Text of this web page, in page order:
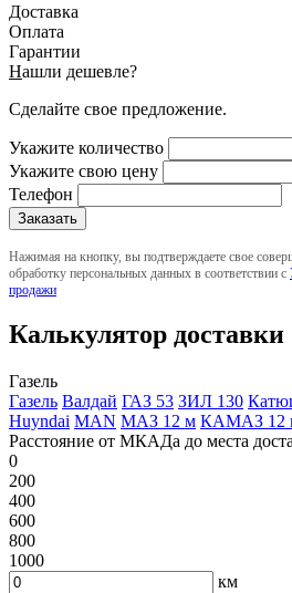
Доставка
Оплата
Гарантии
Нашли дешевле?
Сделайте свое предложение.
Укажите количество
Укажите свою цену
Телефон
Нажимая на кнопку, вы подтверждаете свое
обработку персональных данных в соответствии с
продажи
Калькулятор доставки
Газель
Газель Валдай ГАЗ 53 ЗИЛ 130
Huyndai MAN МАЗ 12 м КАМАЗ 12
Расстояние от МКАДа до места
0
200
400
600
800
1000
км